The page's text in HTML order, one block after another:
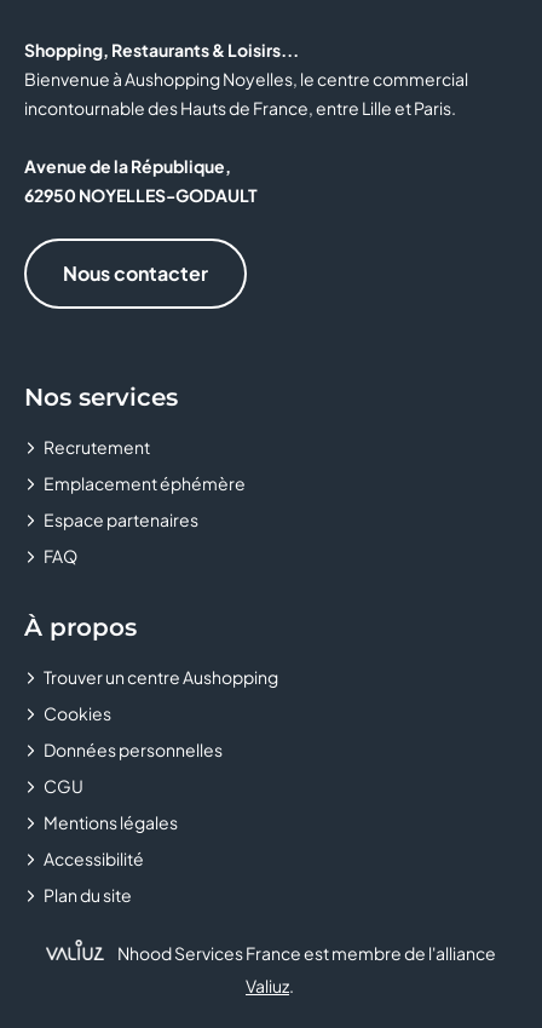
BOUTIQUE OFFICIELLE DU RC LENS
BOUYGUES TELECOM
BRIOCHE DORÉE
BURGER KING
CHEZ MARCEL
CHOPSTICKS & CO
CLAIRE'S
Shopping, Restaurants & Loisirs...
Bienvenue à Aushopping Noyelles, le centre commercial
incontournable des Hauts de France, entre Lille et Paris.
Avenue de la République,
62950 NOYELLES-GODAULT
Nous contacter
Nos services
Recrutement
Emplacement éphémère
Espace partenaires
FAQ
À propos
Trouver un centre Aushopping
Cookies
Données personnelles
CGU
Mentions légales
Accessibilité
Plan du site
Nhood Services France est membre de l'alliance
Valiuz.